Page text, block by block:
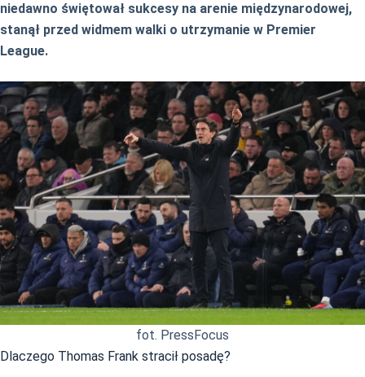
niedawno świętował sukcesy na arenie międzynarodowej,
stanął przed widmem walki o utrzymanie w Premier
League.
fot. PressFocus
Dlaczego Thomas Frank stracił posadę?